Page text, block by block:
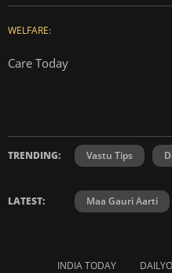
WELFARE:
Care Today
TRENDING: Vastu Tips
LATEST: Maa Gauri Aarti
INDIA TODAY DAILYO